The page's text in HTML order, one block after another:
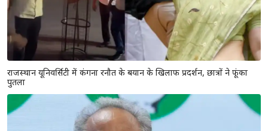
राजस्थान यूनिवर्सिटी में कंगना रनौत के बयान के खिलाफ प्रदर्शन, छात्रों ने फूंका
पुतला